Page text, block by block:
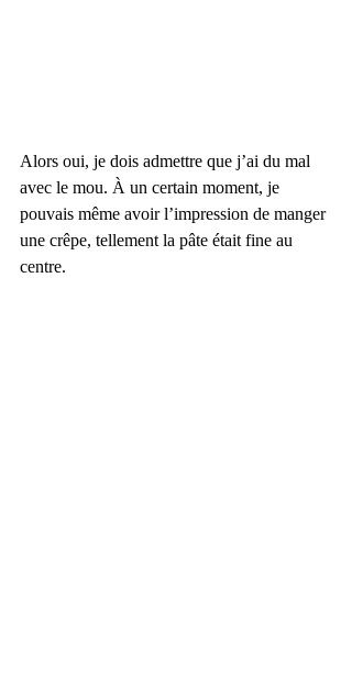
Alors oui, je dois admettre que j’ai du mal
avec le mou. À un certain moment, je
pouvais même avoir l’impression de manger
une crêpe, tellement la pâte était fine au
centre.